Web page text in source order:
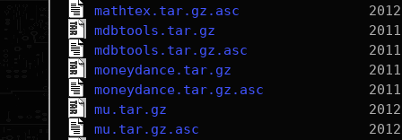
mathtex.tar.gz.asc
mdbtools.tar.gz
mdbtools.tar.gz.asc
moneydance.tar.gz
moneydance.tar.gz.asc
mu.tar.gz
mu.tar.gz.asc